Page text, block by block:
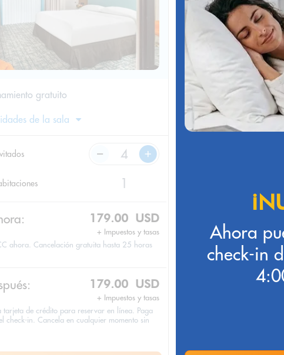
gratuito
de la sala
179.00 USD
+ Impuestos y tasas
ahora. Cancelación gratuita hasta 25 horas
179.00 USD
+ Impuestos y tasas
tarjeta de crédito para reservar en línea. Paga
check-in. Cancela en cualquier momento sin
Ahora
check-in